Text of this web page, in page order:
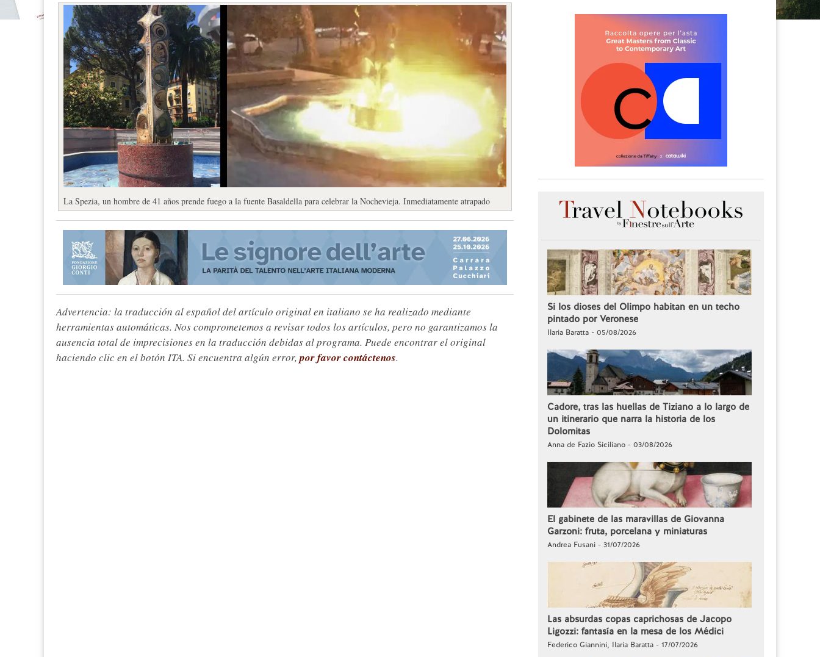
La Spezia, un hombre de 41 años prende fuego a la fuente Basaldella para celebrar la Nochevieja. Inmediatamente atrapado
Advertencia: la traducción al español del artículo original en italiano se ha realizado mediante
herramientas automáticas. Nos comprometemos a revisar todos los artículos, pero no garantizamos la
ausencia total de imprecisiones en la traducción debidas al programa. Puede encontrar el original
haciendo clic en el botón ITA. Si encuentra algún error,por favor contáctenos.
Si los dioses del Olimpo habitan en un techo
pintado por Veronese
Ilaria Baratta - 05/08/2026
Cadore, tras las huellas de Tiziano a lo largo de
un itinerario que narra la historia de los
Dolomitas
Anna de Fazio Siciliano - 03/08/2026
El gabinete de las maravillas de Giovanna
Garzoni: fruta, porcelana y miniaturas
Andrea Fusani - 31/07/2026
Las absurdas copas caprichosas de Jacopo
Ligozzi: fantasía en la mesa de los Médici
Federico Giannini, Ilaria Baratta - 17/07/2026